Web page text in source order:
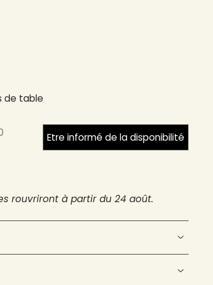
de table
Etre informé de la disponibilité
rouvriront à partir du 24 août.